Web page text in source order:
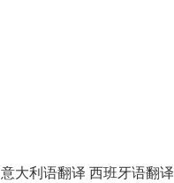
意大利语翻译 西班牙语翻译